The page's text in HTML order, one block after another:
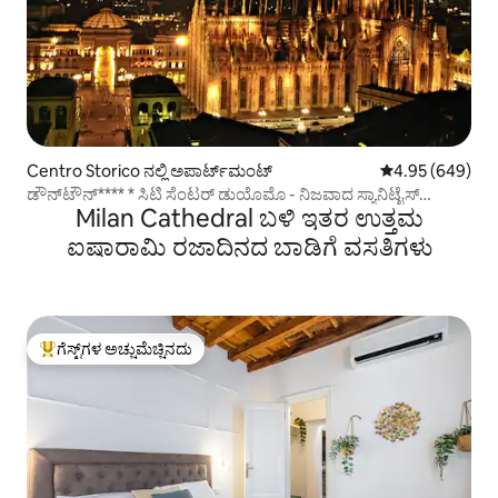
Centro Storico ನಲ್ಲಿ ಅಪಾರ್ಟ್‌ಮಂಟ್ 5 ರಲ್ಲಿ 4.95
4.95 (649)
ಡೌನ್‌ಟೌನ್**** * ಸಿಟಿ ಸೆಂಟರ್ ಡುಯೊಮೊ - ನಿಜವಾದ ಸ್ಯಾನಿಟೈಸ್
ಮಾಡಲಾಗಿದೆMilan Cathedral ಬಳಿ ಇತರ ಉತ್ತಮ
ಐಷಾರಾಮಿ ರಜಾದಿನದ ಬಾಡಿಗೆ ವಸತಿಗಳು
ಗೆಸ್ಟ್‌ಗಳಿಗೆ ಅತಿ ಹೆಚ್ಚು ಅಚ್ಚುಮೆಚ್ಚಿನದು
ಗೆಸ್ಟ್‌ಗಳ ಅಚ್ಚುಮೆಚ್ಚಿನದು